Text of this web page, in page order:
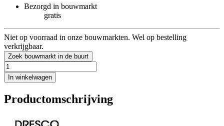
Bezorgd in bouwmarkt
gratis
Niet op voorraad in onze bouwmarkten. Wel op bestelling
verkrijgbaar.
Zoek bouwmarkt in de buurt
In winkelwagen
Productomschrijving